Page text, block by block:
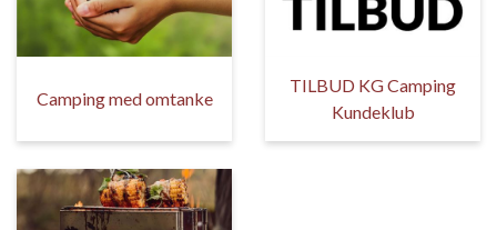
Camping med omtanke
TILBUD KG Camping
Kundeklub